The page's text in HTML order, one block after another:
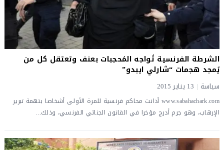
الشرطة الفرنسية تُواجه المُحجبات بعنف وتعتقل كل من
يُمجد هجمات “شارلي ايبدو”
سياسة 13 يناير 2015
www.sabahachark.com أدانت محاكم فرنسية للمرة الأولى أشخاصا بتهمة تبرير
الإرهاب، وهو جرم أدرج مؤخرا في القانون الجنائي الفرنسي، وذلك...